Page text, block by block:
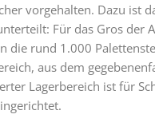
vorgehalten. Dazu ist
Für das Gros der
rund 1.000
aus dem
Lagerbereich ist für